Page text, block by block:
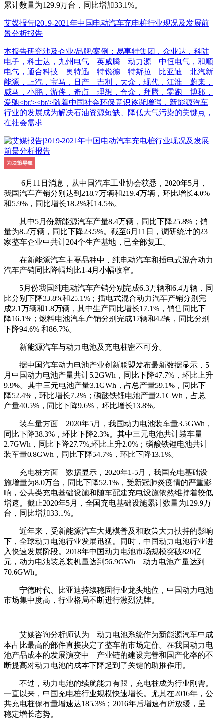
累计数量为129.9万台，同比增加33.1%。
艾媒报告|2019-2021年中国电动汽车充电桩行业现况及发展前
景分析报告
本报告研究涉及企业/品牌/案例：易事特集团，众业达，科陆
电子，科士达，九州电气，英威腾，动力源，中恒电气，和顺
电气，通合科技，奥特迅，特锐德，特斯拉，比亚迪，北汽新
能源，上汽，宝马，日产，吉利，大众，现代，江淮，蔚来，
威马，小鹏，游侠，奇点，理想，合众，拜腾，零跑，博郡，
爱驰<br/><br/>随着中国社会环保意识逐渐增强，新能源汽车
行业的发展成为解决石油资源短缺、降低大气污染的关键点，
在社会需求
6月11日消息，从中国汽车工业协会获悉，2020年5月，
我国汽车产销分别达到218.7万辆和219.4万辆，环比增长4.0%
和5.9%，同比增长18.2%和14.5%。
其中5月份新能源汽车产量8.4万辆，同比下降25.8%；销
量为8.2万辆，同比下降23.5%。截至6月11日，调研统计的23
家整车企业中共计204个生产基地，已全部复工。
在新能源汽车主要品种中，纯电动汽车和插电式混合动力
汽车产销同比降幅均比1-4月小幅收窄。
5月份我国纯电动汽车产销分别完成6.3万辆和6.4万辆，同
比分别下降33.8%和25.1%；插电式混合动力汽车产销分别完
成2.1万辆和1.8万辆，其中生产同比增长17.1%，销售同比下
降16.1%；燃料电池汽车产销分别完成17辆和42辆，同比分别
下降94.6% 和86.7%。
新能源汽车与动力电池及充电桩密不可分。
据中国汽车动力电池产业创新联盟发布最新数据显示，5
月中国动力电池产量共计5.2GWh，同比下降47.7%，环比上升
9.9%。其中三元电池产量3.1GWh，占总产量59.1%，同比下
降52.4%，环比增长7.2%；磷酸铁锂电池产量2.1GWh，占总
产量40.5%，同比下降9.6%，环比增长13.8%。
装车量方面，2020年5月，我国动力电池装车量3.5GWh，
同比下降38.3%，环比下降2.3%。其中三元电池共计装车量
2.7GWh，同比下降27.7%,环比上升2.0%；磷酸铁锂电池共计
装车量0.8GWh，同比下降54.7%，环比下降13.1%。
充电桩方面，数据显示，2020年1-5月，我国充电基础设
施增量为8.0万台，同比下降52.1%，受新冠肺炎疫情的严重影
响，公共类充电基础设施和随车配建充电设施依然维持着较低
增速。截止2020年5月，全国充电基础设施累计数量为129.9万
台，同比增加33.1%。
近年来，受新能源汽车大规模普及和政策大力扶持的影响
下，全球动力电池行业发展迅猛。同时，中国动力电池行业进
入快速发展阶段。2018年中国动力电池市场规模突破820亿
元，动力电池装总装机量达到56.9GWh，动力电池产量达到
70.6GWh。
宁德时代、比亚迪持续稳固行业龙头地位，中国动力电池
市场集中度高，行业格局不断进行激烈洗牌。
艾媒咨询分析师认为，动力电池系统作为新能源汽车中成
本占比最高的部件直接决定了整车的市场定价。在我国动力电
池产品成本的发展演变中，产业链的建设完善和国产化率的不
断提高对动力电池的成本下降起到了关键的助推作用。
不过，动力电池的续航能力有限，充电桩成为行业刚需。
一直以来，中国充电桩行业规模快速增长。尤其在2016年，公
共充电桩保有量增速达185.3%；2016年后增速有所放缓，呈
稳定增长态势。